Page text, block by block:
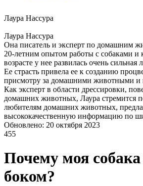
Лаура Нассура
Лаура Нассура
Она писатель и эксперт по домашним
20-летним опытом работы с собаками
возрасте у нее развилась очень
Ее страсть привела ее к созданию
присмотру за домашними животными и
Как эксперт в области дрессировки,
домашних животных, Лаура стремится
любителям домашних животных,
высококачественную информацию по
Обновлено: 20 октября 2023
455
Почему моя собака
боком?